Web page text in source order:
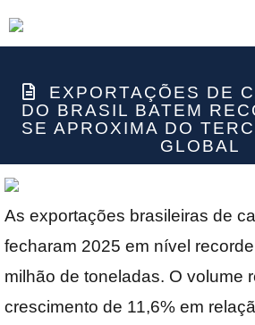
EXPORTAÇÕES DE
DO BRASIL BATEM
SE APROXIMA DO
GLOBAL
As exportações brasileiras de
fecharam 2025 em nível
milhão de toneladas. O volume
crescimento de 11,6% em